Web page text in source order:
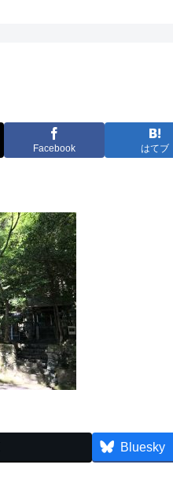
Facebook はてブ
Bluesky